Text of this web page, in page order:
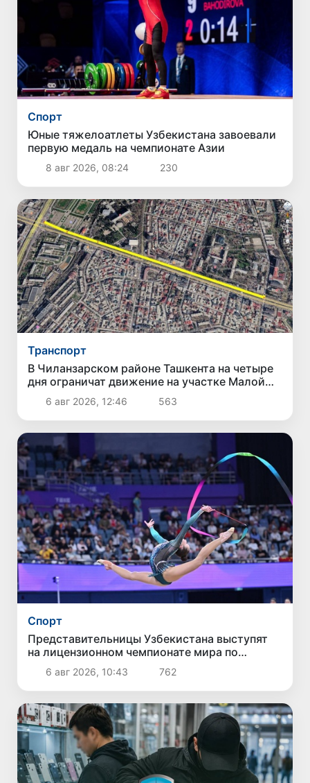
Спорт
Юные тяжелоатлеты Узбекистана завоевали
первую медаль на чемпионате Азии
8 авг 2026, 08:24 230
Транспорт
В Чиланзарском районе Ташкента на четыре
дня ограничат движение на участке Малой
кольцевой дороги
6 авг 2026, 12:46 563
Спорт
Представительницы Узбекистана выступят
на лицензионном чемпионате мира по
художественной гимнастике
6 авг 2026, 10:43 762